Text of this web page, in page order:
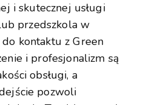
i skutecznej usługi
przedszkola w
kontaktu z Green
i profesjonalizm są
obsługi, a
pozwoli